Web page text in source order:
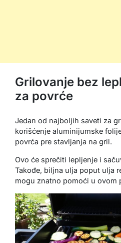
Grilovanje bez
za povrće
Jedan od najboljih saveti za
korišćenje aluminijumske
povrća pre stavljanja na gril.
Ovo će sprečiti lepljenje i
Takođe, biljna ulja poput ulja
mogu znatno pomoći u ovom